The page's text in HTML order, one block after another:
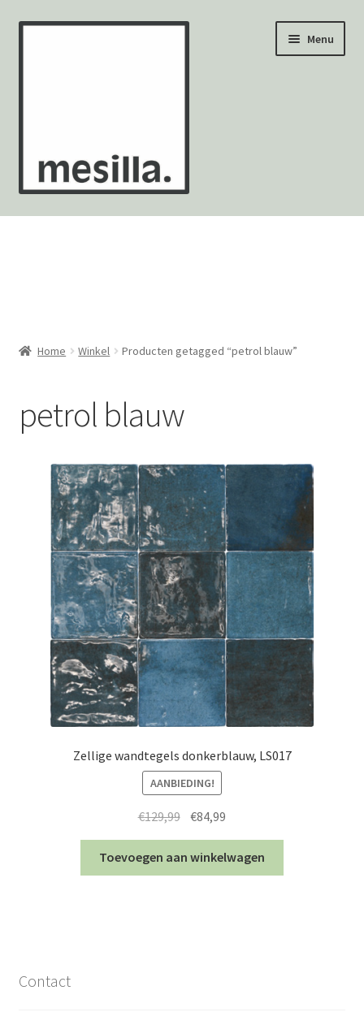
Ga
Ga
Menu
Wandtegels
Mozaïekvellen
Contact
Home Winkel Producten getagged “petrol blauw”
petrol blauw
Zellige wandtegels donkerblauw, LS017
AANBIEDING!
€129,99 Oorspronkelijke
was:
€129,99.
€84,99
is:
€84,99.
Toevoegen aan winkelwagen
Contact